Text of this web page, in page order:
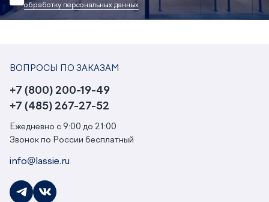
обработку персональных данных
ВОПРОСЫ ПО ЗАКАЗАМ
+7 (800) 200-19-49
+7 (485) 267-27-52
Ежедневно с 9:00 до 21:00
Звонок по России бесплатный
info@lassie.ru